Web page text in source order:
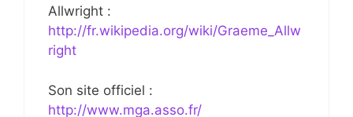
Allwright :
http://fr.wikipedia.org/wiki/Graeme_Allw
right
Son site officiel :
http://www.mga.asso.fr/